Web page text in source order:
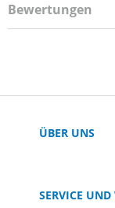
Bewertungen
ÜBER UNS
SERVICE UND